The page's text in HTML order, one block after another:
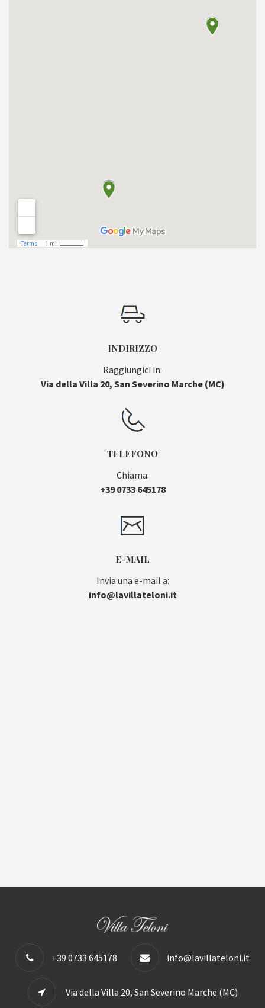
INDIRIZZO
Raggiungici in:
Via della Villa 20, San Severino Marche (MC)
TELEFONO
Chiama:
+39 0733 645178
E-MAIL
Invia una e-mail a:
info@lavillateloni.it
+39 0733 645178 info@lavillateloni.it
Via della Villa 20, San Severino Marche (MC)